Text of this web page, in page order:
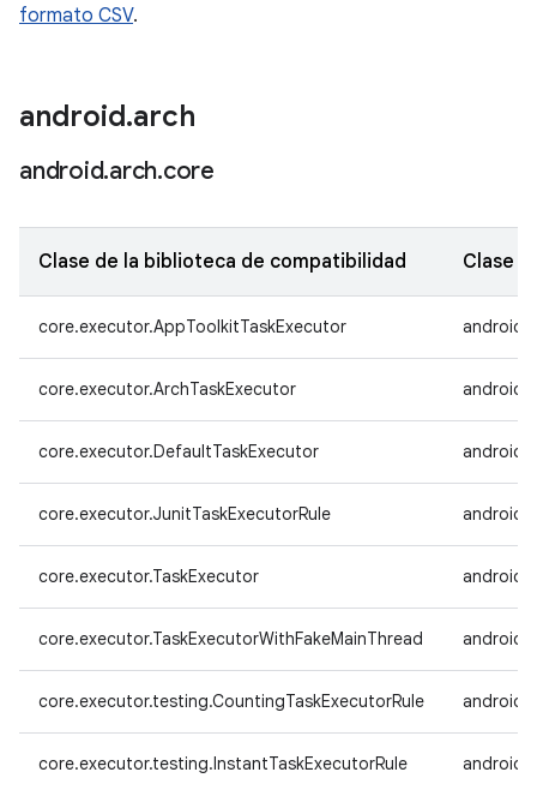
formato CSV.
android.arch
android.arch.core
Clase de la biblioteca de compatibilidad Clase
core.executor.AppToolkitTaskExecutor
core.executor.ArchTaskExecutor
core.executor.DefaultTaskExecutor
core.executor.JunitTaskExecutorRule
core.executor.TaskExecutor
core.executor.TaskExecutorWithFakeMainThread
core.executor.testing.CountingTaskExecutorRule
core.executor.testing.InstantTaskExecutorRule